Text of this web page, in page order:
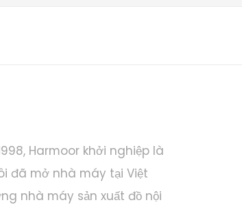
Harmoor khởi nghiệp là
đã mở nhà máy tại Việt
nhà máy sản xuất đồ nội